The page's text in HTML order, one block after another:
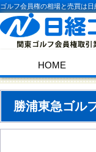
ゴルフ会員権の相場と売買は日
HOME
勝浦東急ゴル